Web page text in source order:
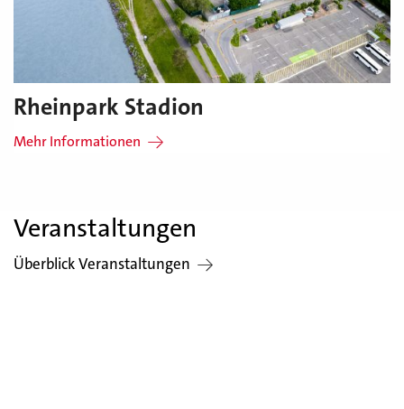
Rheinpark Stadion
Mehr Informationen
Veranstaltungen
Überblick Veranstaltungen